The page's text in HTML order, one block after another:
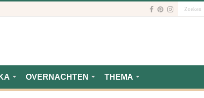
OVERNACHTEN THEMA